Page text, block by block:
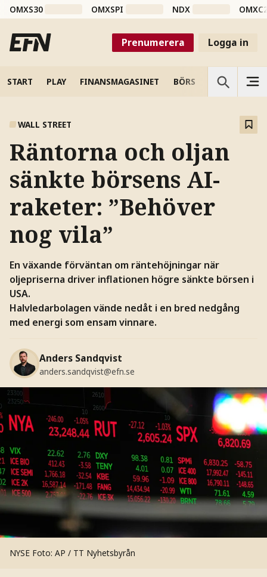
OMXS30 OMXSPI NDX
Prenumerera Logga in
START PLAY FINANSMAGASINET BÖRS VETENSKAP
WALL STREET
Räntorna och oljan
sänkte börsens AI-
raketer: ”Behöver
nog vila”
En växande förväntan om räntehöjningar när
oljepriserna driver inflationen högre sänkte börsen i
USA.
Halvledarbolagen vände nedåt i en bred nedgång
med energi som ensam vinnare.
Anders Sandqvist
anders.sandqvist@efn.se
NYSE Foto: AP / TT Nyhetsbyrån